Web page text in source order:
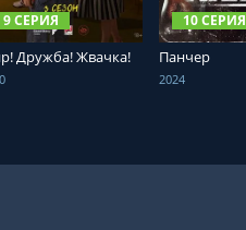
9 СЕРИЯ
Дружба! Жвачка!
10 СЕРИЯ
Панчер
2024